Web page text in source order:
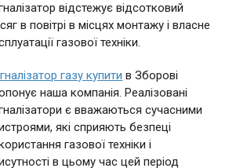
відстежує відсотковий
в повітрі в місцях монтажу і власне
газової техніки.
газу купити в Зборові
наша компанія. Реалізовані
є вважаються сучасними
які сприяють безпеці
газової техніки і
в цьому час цей період